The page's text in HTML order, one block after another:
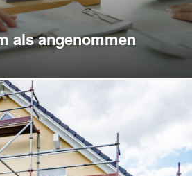
als angenommen